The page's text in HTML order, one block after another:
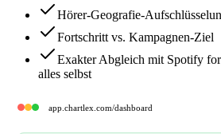
Hörer-Geografie-
Fortschritt vs. Kampagnen-Ziel
Exakter Abgleich mit Spotify
alles selbst
app.chartlex.com/dashboard